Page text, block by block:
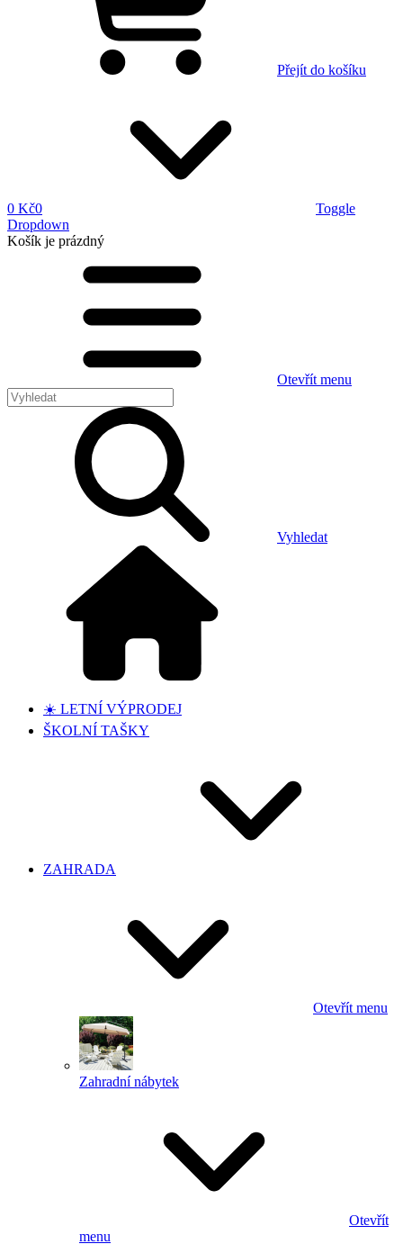
Přejít do košíku
0 Kč0
Toggle
Dropdown
Košík je prázdný
Otevřít menu
Vyhledat
☀️ LETNÍ VÝPRODEJ
ŠKOLNÍ TAŠKY
ZAHRADA
Otevřít menu
Zahradní nábytek
Otevřít
menu